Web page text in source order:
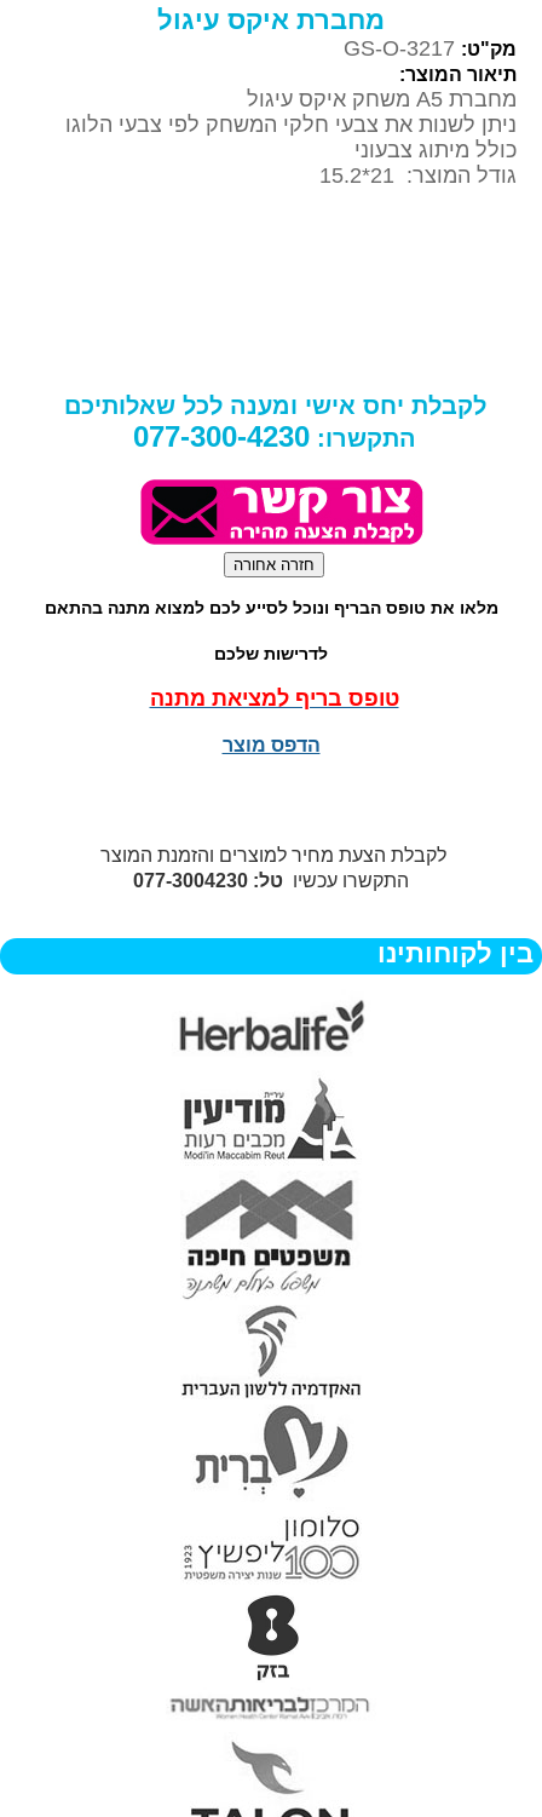
מחברת איקס עיגול
מק"ט: GS-O-3217
תיאור המוצר:
מחברת A5 משחק איקס עיגול
ניתן לשנות את צבעי חלקי המשחק לפי צבעי הלוגו
כולל מיתוג צבעוני
גודל המוצר: 21*15.2
לקבלת יחס אישי ומענה לכל שאלותיכם
התקשרו: 077-300-4230
מלאו את טופס הבריף ונוכל לסייע לכם למצוא מתנה בהתאם
לדרישות שלכם
טופס בריף למציאת מתנה
הדפס מוצר
לקבלת הצעת מחיר למוצרים והזמנת המוצר
התקשרו עכשיו טל: 077-3004230
בין לקוחותינו